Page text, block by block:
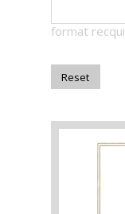
magazine
Magazine
format